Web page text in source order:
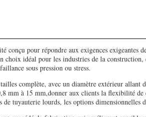
conçu pour répondre aux exigences exigeantes
idéal pour les industries de la
sous pression ou stress.
complète, avec un diamètre extérieur
mm à 15 mm,donner aux clients la flexibilité
de tuyauterie lourds, les options dimensionnelles